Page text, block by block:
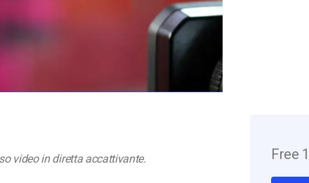
video in diretta accattivante.
Free